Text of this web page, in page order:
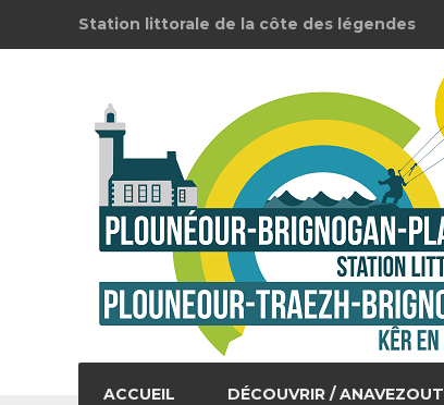
Station littorale de la côte des légendes
ACCUEIL DÉCOUVRIR / ANAVEZOUT